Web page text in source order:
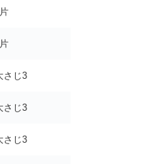
さじ3
さじ3
さじ3